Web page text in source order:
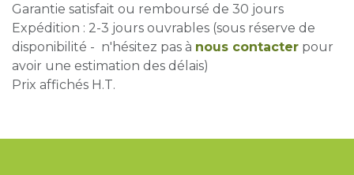
Garantie satisfait ou remboursé de 30 jours
Expédition : 2-3 jours ouvrables (sous réserve de
disponibilité - n'hésitez pas à nous contacter pour
avoir une estimation des délais)
Prix affichés H.T.